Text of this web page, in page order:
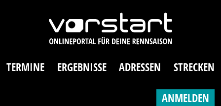
TERMINE ERGEBNISSE ADRESSEN STRECKEN
ANMELDEN